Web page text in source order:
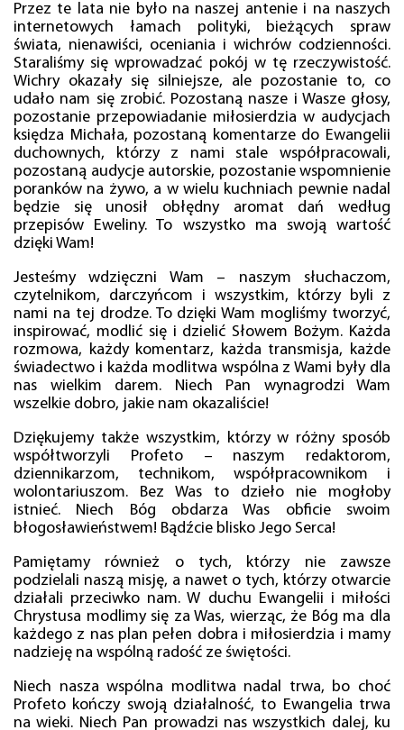
Przez te lata nie było na naszej antenie i na naszych
internetowych łamach polityki, bieżących spraw
świata, nienawiści, oceniania i wichrów codzienności.
Staraliśmy się wprowadzać pokój w tę rzeczywistość.
Wichry okazały się silniejsze, ale pozostanie to, co
udało nam się zrobić. Pozostaną nasze i Wasze głosy,
pozostanie przepowiadanie miłosierdzia w audycjach
księdza Michała, pozostaną komentarze do Ewangelii
duchownych, którzy z nami stale współpracowali,
pozostaną audycje autorskie, pozostanie wspomnienie
poranków na żywo, a w wielu kuchniach pewnie nadal
będzie się unosił obłędny aromat dań według
przepisów Eweliny. To wszystko ma swoją wartość
dzięki Wam!
Jesteśmy wdzięczni Wam – naszym słuchaczom,
czytelnikom, darczyńcom i wszystkim, którzy byli z
nami na tej drodze. To dzięki Wam mogliśmy tworzyć,
inspirować, modlić się i dzielić Słowem Bożym. Każda
rozmowa, każdy komentarz, każda transmisja, każde
świadectwo i każda modlitwa wspólna z Wami były dla
nas wielkim darem. Niech Pan wynagrodzi Wam
wszelkie dobro, jakie nam okazaliście!
Dziękujemy także wszystkim, którzy w różny sposób
współtworzyli Profeto – naszym redaktorom,
dziennikarzom, technikom, współpracownikom i
wolontariuszom. Bez Was to dzieło nie mogłoby
istnieć. Niech Bóg obdarza Was obficie swoim
błogosławieństwem! Bądźcie blisko Jego Serca!
Pamiętamy również o tych, którzy nie zawsze
podzielali naszą misję, a nawet o tych, którzy otwarcie
działali przeciwko nam. W duchu Ewangelii i miłości
Chrystusa modlimy się za Was, wierząc, że Bóg ma dla
każdego z nas plan pełen dobra i miłosierdzia i mamy
nadzieję na wspólną radość ze świętości.
Niech nasza wspólna modlitwa nadal trwa, bo choć
Profeto kończy swoją działalność, to Ewangelia trwa
na wieki. Niech Pan prowadzi nas wszystkich dalej, ku